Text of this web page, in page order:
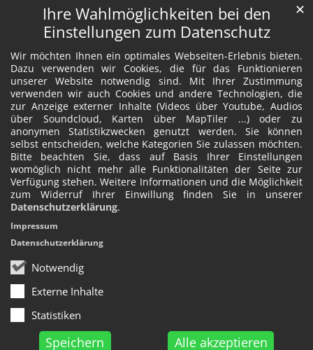
Ihre Wahlmöglichkeiten bei den
Einstellungen zum Datenschutz
Wir möchten Ihnen ein optimales Webseiten-Erlebnis bieten.
Dazu verwenden wir Cookies, die für das Funktionieren
unserer Website notwendig sind. Mit Ihrer Zustimmung
verwenden wir auch Cookies und andere Technologien, die
zur Anzeige externer Inhalte (Videos über Youtube, Audios
über Soundcloud, Karten über MapTiler ...) oder zu
anonymen Statistikzwecken genutzt werden. Sie können
selbst entscheiden, welche Kategorien Sie zulassen möchten.
Bitte beachten Sie, dass auf Basis Ihrer Einstellungen
womöglich nicht mehr alle Funktionalitäten der Seite zur
Verfügung stehen. Weitere Informationen und die Möglichkeit
zum Widerruf Ihrer Einwillung finden Sie in unserer
Datenschutzerklärung.
Notwendig
Externe Inhalte
Statistiken
Speichern Alle akzeptieren
✕
Impressum
Datenschutzerklärung